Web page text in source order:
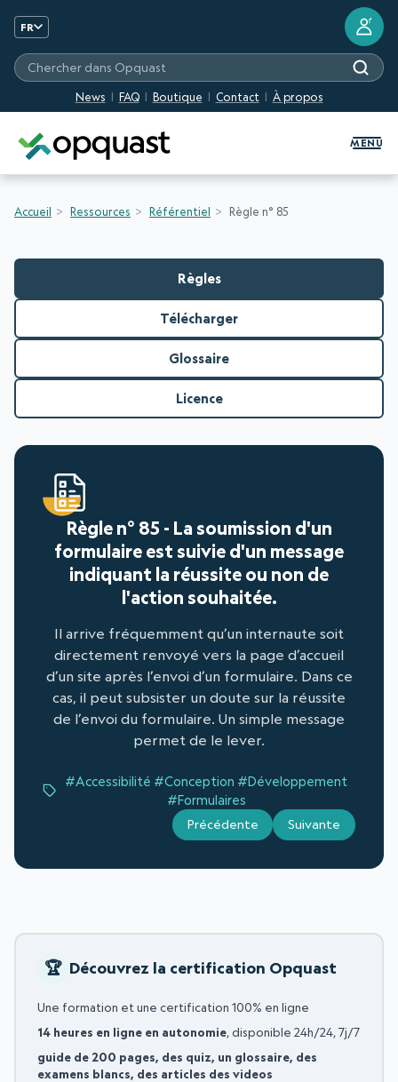
FR
News FAQ Boutique Contact À propos
Chercher dans Opquast
?
MENU
Accueil Ressources Référentiel Règle n° 85
Règles
Télécharger
Glossaire
Licence
Règle n° 85 - La soumission d'un
formulaire est suivie d'un message
indiquant la réussite ou non de
l'action souhaitée.
Il arrive fréquemment qu’un internaute soit
directement renvoyé vers la page d’accueil
d’un site après l’envoi d’un formulaire. Dans ce
cas, il peut subsister un doute sur la réussite
de l’envoi du formulaire. Un simple message
permet de le lever.
#Accessibilité #Conception #Développement
#Formulaires
Précédente Suivante
Découvrez la certification Opquast
Une formation et une certification 100% en ligne
14 heures en ligne en autonomie, disponible 24h/24, 7j/7
guide de 200 pages, des quiz, un glossaire, des
examens blancs, des articles des videos